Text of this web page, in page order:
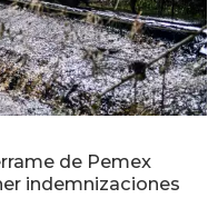
de Pemex
indemnizaciones